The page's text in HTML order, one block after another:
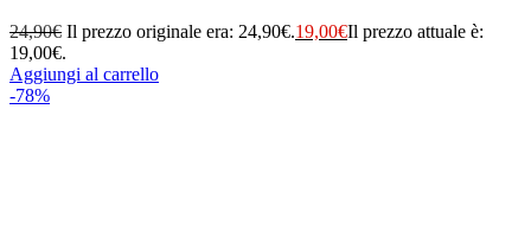
24,90€ Il prezzo originale era: 24,90€.19,00€Il prezzo attuale è:
19,00€.
Aggiungi al carrello
-78%